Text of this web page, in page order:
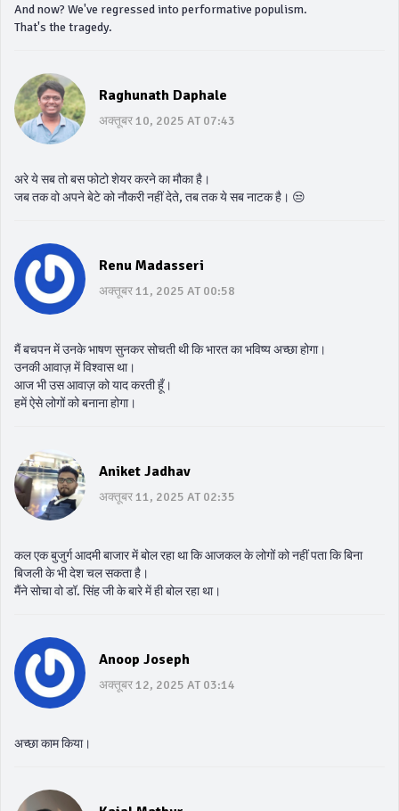
And now? We've regressed into performative populism.
That's the tragedy.
Raghunath Daphale
अक्तूबर 10, 2025 AT 07:43
अरे ये सब तो बस फोटो शेयर करने का मौका है।
जब तक वो अपने बेटे को नौकरी नहीं देते, तब तक ये सब नाटक है। 😒
Renu Madasseri
अक्तूबर 11, 2025 AT 00:58
मैं बचपन में उनके भाषण सुनकर सोचती थी कि भारत का भविष्य अच्छा होगा।
उनकी आवाज़ में विश्वास था।
आज भी उस आवाज़ को याद करती हूँ।
हमें ऐसे लोगों को बनाना होगा।
Aniket Jadhav
अक्तूबर 11, 2025 AT 02:35
कल एक बुजुर्ग आदमी बाजार में बोल रहा था कि आजकल के लोगों को नहीं पता कि बिना
बिजली के भी देश चल सकता है।
मैंने सोचा वो डॉ. सिंह जी के बारे में ही बोल रहा था।
Anoop Joseph
अक्तूबर 12, 2025 AT 03:14
अच्छा काम किया।